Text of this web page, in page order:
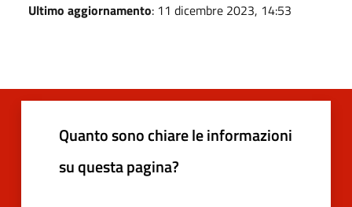
Ultimo aggiornamento: 11 dicembre 2023, 14:53
Quanto sono chiare le informazioni
su questa pagina?